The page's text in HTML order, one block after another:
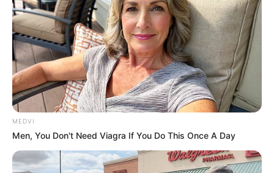
MEDVI
Men, You Don't Need Viagra If You Do This Once A Day